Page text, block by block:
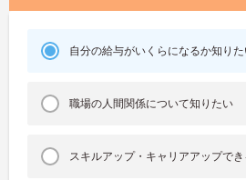
自分の給与がいくらになるか知り
職場の人間関係について知りたい
スキルアップ・キャリアアップで